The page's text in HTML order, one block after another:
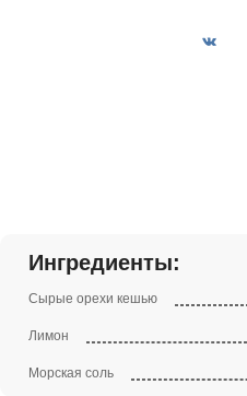
Ингредиенты:
Сырые орехи кешью
Лимон
Морская соль